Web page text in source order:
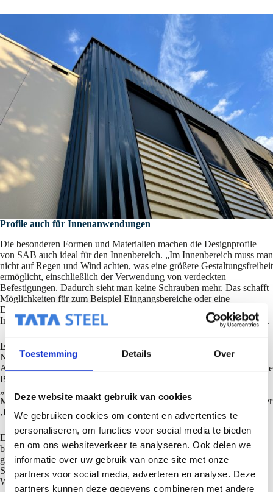
Toestemming Details Over
Deze website maakt gebruik van cookies
We gebruiken cookies om content en advertenties te
personaliseren, om functies voor social media te bieden
en om ons websiteverkeer te analyseren. Ook delen we
informatie over uw gebruik van onze site met onze
partners voor social media, adverteren en analyse. Deze
partners kunnen deze gegevens combineren met andere
Profile auch für Innenanwendungen
Die besonderen Formen und Materialien machen die Designprofile
von SAB auch ideal für den Innenbereich. „Im Innenbereich muss man
nicht auf Regen und Wind achten, was eine größere Gestaltungsfreiheit
ermöglicht, einschließlich der Verwendung von verdeckten
Befestigungen. Dadurch sieht man keine Schrauben mehr. Das schafft
Möglichkeiten für zum Beispiel Eingangsbereiche oder eine
Designwand in einem Besprechungsraum.“ Innenarchitekten und
Innenausbauer haben so ein „neues“ Material für ihren Designprozess.
Echte Begeisterung bei Architekten
New Business Developer Amir Feizinezhad hat die Aufgabe,
Architekten von den neuen Designs zu überzeugen. „Es gibt eine echte
Begeisterung für unsere Kollektionen bei Architekten,“ bemerkt er.
„Sie möchten ihre Produkte oft personalisieren und ihre Vision im
Material verankern. Ein Design mit Designprofilen kann das Image der
‚Kisten‘ entlang der Autobahn in etwas Attraktiveres verwandeln.“
Die Architekten, die er besucht, arbeiten oft in Büros, die SAB-Profil
bereits kennen. „Sie kennen unsere Marke. Es handelt sich oft um
große Architekturbüros, die Großprojekte wie Gewerbegebäude oder
Schulen betreuen. Diese sind für uns wichtig, aber ich möchte auch
Wohnprojekte ansprechen. Ich sehe dort ein erhebliches Potenzial.“